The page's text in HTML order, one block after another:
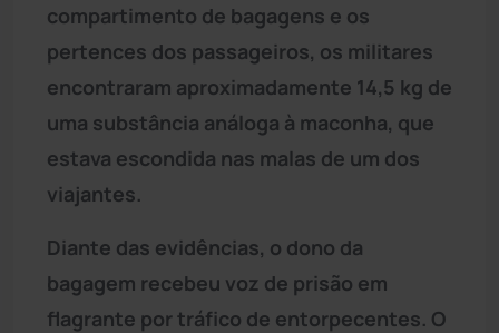
compartimento de bagagens e os
pertences dos passageiros, os militares
encontraram aproximadamente 14,5 kg de
uma substância análoga à maconha, que
estava escondida nas malas de um dos
viajantes.
Diante das evidências, o dono da
bagagem recebeu voz de prisão em
flagrante por tráfico de entorpecentes. O